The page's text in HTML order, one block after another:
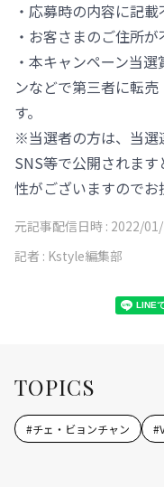
・応募時の内容に記載
・お客さまのご住所
・本キャンペーン当
ンなどで第三者に転
す。
※当選者の方は、当選
SNS等で公開されま
性がございますのでお
元記事配信日時 : 2022/
記者 : Kstyle編集部
TOPICS
#チェ・ビョンチャン #